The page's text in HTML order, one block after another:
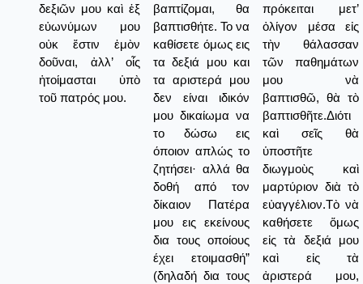
δεξιῶν μου καὶ ἐξ
εὐωνύμων μου
οὐκ ἔστιν ἐμὸν
δοῦναι, ἀλλ’ οἷς
ἡτοίμασται ὑπὸ
τοῦ πατρός μου.
βαπτίζομαι, θα
βαπτισθήτε. Το να
καθίσετε όμως εις
τα δεξιά μου και
τα αριστερά μου
δεν είναι ιδικόν
μου δικαίωμα να
το δώσω εις
όποιον απλώς το
ζητήσει· αλλά θα
δοθή από τον
δίκαιον Πατέρα
μου εις εκείνους
δια τους οποίους
έχει ετοιμασθή”
(δηλαδή δια τους
πρόκειται μετ’
ὀλίγον μέσα εἰς
τὴν θάλασσαν
τῶν παθημάτων
μου νὰ
βαπτισθῶ, θὰ τὸ
βαπτισθῆτε.Διότι
καὶ σεῖς θὰ
ὑποστῆτε
διωγμοὺς καὶ
μαρτύριον διὰ τὸ
εὐαγγέλιον.Τὸ νὰ
καθήσετε ὅμως
εἰς τὰ δεξιά μου
καὶ εἰς τὰ
ἀριστερά μου,